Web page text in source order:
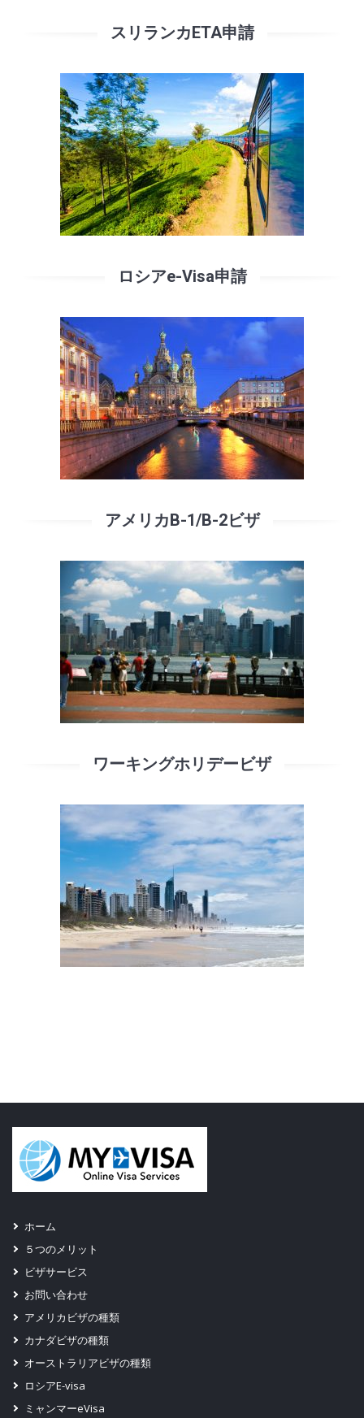
スリランカETA申請
ロシアe-Visa申請
アメリカB-1/B-2ビザ
ワーキングホリデービザ
ホーム
５つのメリット
ビザサービス
お問い合わせ
アメリカビザの種類
カナダビザの種類
オーストラリアビザの種類
ロシアE-visa
ミャンマーeVisa